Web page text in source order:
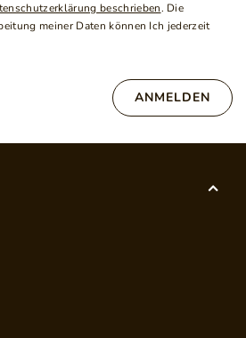
beschrieben. Die
meiner Daten können Ich jederzeit
ANMELDEN